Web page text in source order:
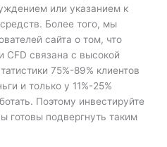
или указанием к
Более того, мы
сайта о том, что
CFD связана с высокой
75%-89% клиентов
и только у 11%-25%
Поэтому инвестируйте
готовы подвергнуть таким